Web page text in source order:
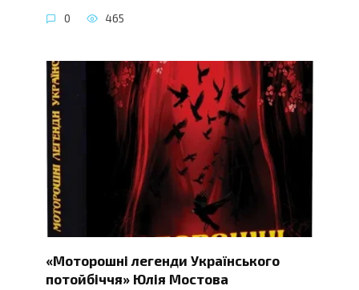
0 465
«Моторошні легенди Українського
потойбіччя» Юлія Мостова